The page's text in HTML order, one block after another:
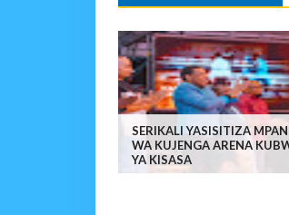
SERIKALI YASISITIZA
WA KUJENGA ARENA
YA KISASA